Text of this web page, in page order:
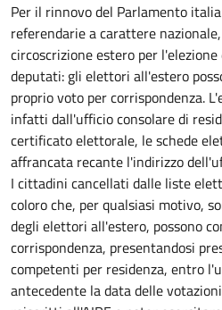
Per il rinnovo del Parlamento
referendarie a carattere
circoscrizione estero per
deputati: gli elettori all'estero
proprio voto per corrispondenza.
infatti dall'ufficio consolare di
certificato elettorale, le schede
affrancata recante l'indirizzo
I cittadini cancellati dalle liste
coloro che, per qualsiasi motivo,
degli elettori all'estero, possono
corrispondenza, presentandosi
competenti per residenza, entro
antecedente la data delle